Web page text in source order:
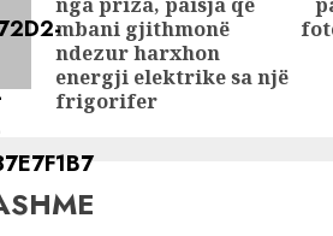
kujdesem për
prindërit, njëri ka
3 vjet në krevat
mbani gjithmonë
ndezur harxhon
energji elektrike sa një
frigorifer